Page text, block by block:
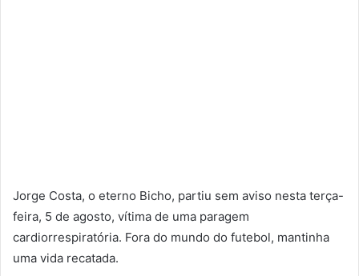
Jorge Costa, o eterno Bicho, partiu sem aviso nesta terça-
feira, 5 de agosto, vítima de uma paragem
cardiorrespiratória. Fora do mundo do futebol, mantinha
uma vida recatada.